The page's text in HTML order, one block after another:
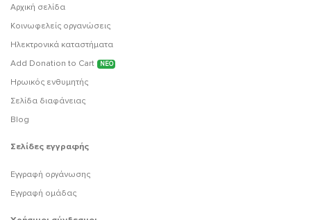
Αρχική σελίδα
Κοινωφελείς οργανώσεις
Ηλεκτρονικά καταστήματα
Add Donation to Cart
ΝΕΟ
Ηρωικός ενθυμητής
Σελίδα διαφάνειας
Blog
Σελίδες εγγραφής
Εγγραφή οργάνωσης
Εγγραφή ομάδας